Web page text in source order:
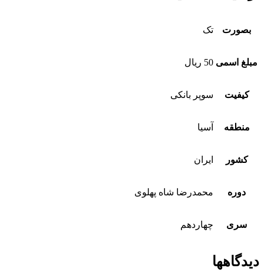
بصورت تک
مبلغ اسمی 50 ریال
کیفیت سوپر بانکی
منطقه آسیا
کشور ایران
دوره محمدرضا شاه پهلوی
سری چهاردهم
دیدگاهها